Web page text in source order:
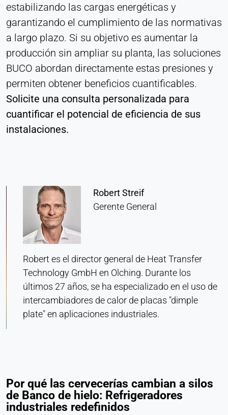
estabilizando las cargas energéticas y
garantizando el cumplimiento de las normativas
a largo plazo. Si su objetivo es aumentar la
producción sin ampliar su planta, las soluciones
BUCO abordan directamente estas presiones y
permiten obtener beneficios cuantificables.
Solicite una consulta personalizada para
cuantificar el potencial de eficiencia de sus
instalaciones.
Robert Streif
Gerente General
Robert es el director general de Heat Transfer
Technology GmbH en Olching. Durante los
últimos 27 años, se ha especializado en el uso de
intercambiadores de calor de placas "dimple
plate" en aplicaciones industriales.
Por qué las cervecerías cambian a silos
de Banco de hielo: Refrigeradores
industriales redefinidos
Se utilizan para comprender cómo se utiliza el sitio
web y para mejorar el rendimiento y la facilidad de
uso. Los datos se procesan de forma anónima.
Provider:
Heat Transfer Technology
Purpose:
MARKETING
Utilizados para medir la eficacia del marketing e
identificar a los visitantes relacionados con el
negocio.
LinkedIn
bcookie, li_gc, lidc
Provider:
Corporación LinkedIn
1 día - 1 año
Leadinfo